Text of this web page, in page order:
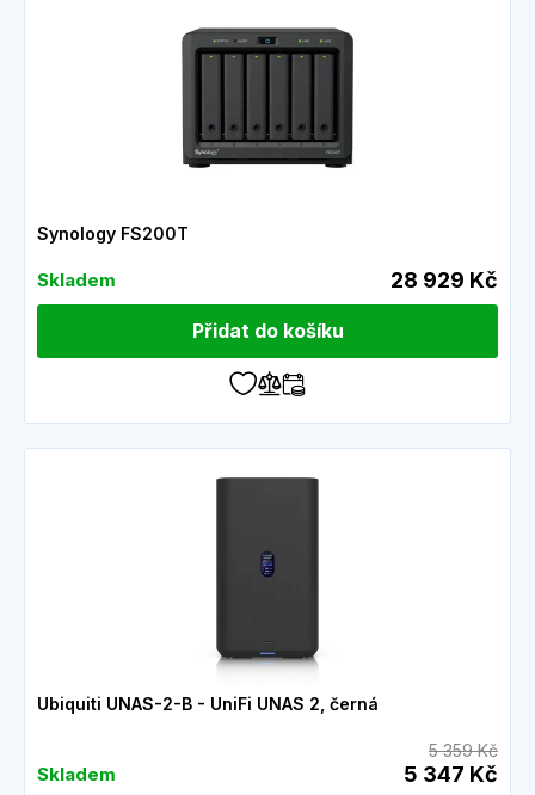
Synology FS200T
Skladem 28 929 Kč
Přidat do košíku
Ubiquiti UNAS-2-B - UniFi UNAS 2, černá
Skladem
5 359 Kč
5 347 Kč